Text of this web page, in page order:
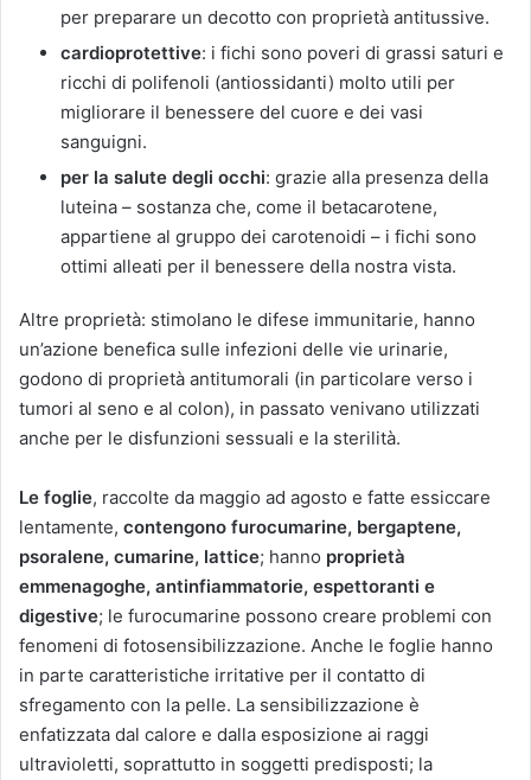
per preparare un decotto con proprietà antitussive.
cardioprotettive: i fichi sono poveri di grassi saturi e
ricchi di polifenoli (antiossidanti) molto utili per
migliorare il benessere del cuore e dei vasi
sanguigni.
per la salute degli occhi: grazie alla presenza della
luteina – sostanza che, come il betacarotene,
appartiene al gruppo dei carotenoidi – i fichi sono
ottimi alleati per il benessere della nostra vista.
Altre proprietà: stimolano le difese immunitarie, hanno
un’azione benefica sulle infezioni delle vie urinarie,
godono di proprietà antitumorali (in particolare verso i
tumori al seno e al colon), in passato venivano utilizzati
anche per le disfunzioni sessuali e la sterilità.
Le foglie, raccolte da maggio ad agosto e fatte essiccare
lentamente, contengono furocumarine, bergaptene,
psoralene, cumarine, lattice; hanno proprietà
emmenagoghe, antinfiammatorie, espettoranti e
digestive; le furocumarine possono creare problemi con
fenomeni di fotosensibilizzazione. Anche le foglie hanno
in parte caratteristiche irritative per il contatto di
sfregamento con la pelle. La sensibilizzazione è
enfatizzata dal calore e dalla esposizione ai raggi
ultravioletti, soprattutto in soggetti predisposti; la